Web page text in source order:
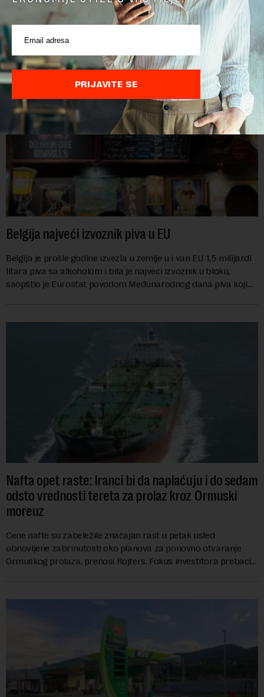
Belgija najveći izvoznik piva u EU
Belgija je prošle godine izvezla u zemlje u i van EU 1,5 milijardi
litara piva sa alkoholom i bila je najveći izvoznik u bloku,
saopštio je Eurostat povodom Međunarodnog dana piva koji
Nafta opet raste: Iranci bi da naplaćuju i do sedam
odsto vrednosti tereta za prolaz kroz Ormuski
moreuz
Cene nafte su zabeležile značajan rast u petak usled
obnovljene zabrinutosti oko planova za ponovno otvaranje
Ormuskog prolaza, prenosi Rojters. Fokus investitora prebacio
PRIJAVITE SE